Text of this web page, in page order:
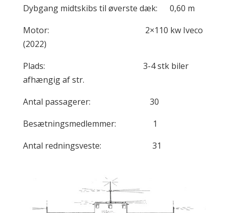
Dybgang midtskibs til øverste dæk: 0,60 m
Motor: 2×110 kw Iveco
(2022)
Plads: 3-4 stk biler
afhængig af str.
Antal passagerer: 30
Besætningsmedlemmer: 1
Antal redningsveste: 31